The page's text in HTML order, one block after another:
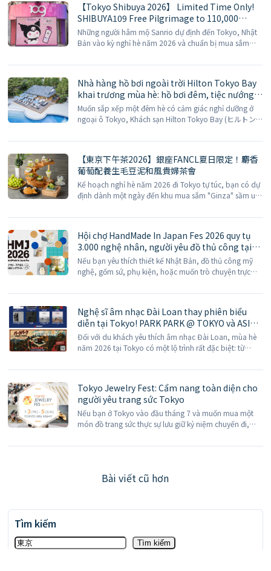
【Tokyo Shibuya 2026】 Limited Time Only!
SHIBUYA109 Free Pilgrimage to 110,000
Handmade Rhinestone Giant Kuromi Photo
Wall
Những người hâm mộ Sanrio dự định đến Tokyo, Nhật
Bản vào kỳ nghỉ hè năm 2026 và chuẩn bị mua sắm
của bạn ngay khi thức dậy hôm nay! Shibuya, Nhật Bản
Nhà hàng hồ bơi ngoài trời Hilton Tokyo Bay
khai trương mùa hè: hồ bơi đêm, tiệc nướng
bên hồ bơi và vườn bia mở cửa từ ngày 27
tháng 6
Muốn sắp xếp một đêm hè có cảm giác nghỉ dưỡng ở
ngoại ô Tokyo, Khách sạn Hilton Tokyo Bay (ヒルトン
hồ bơi vườn được tân trang mới hoàn toàn […]
【東京下午茶2026】銀座FANCL夏日限定！麝香
葡萄配養生毛豆泥和風貴婦茶會
Kế hoạch nghỉ hè năm 2026 đi Tokyo tự túc, bạn có dự
định dành một ngày đến khu mua sắm "Ginza" sầm uất
mua sắm sang trọng không? Buổi chiều hè oi ả, điều
Hội chợ HandMade In Japan Fes 2026 quy tụ
3.000 nghệ nhân, người yêu đồ thủ công tại
Tokyo không thể bỏ lỡ!
Nếu bạn yêu thích thiết kế Nhật Bản, đồ thủ công mỹ
nghệ, gốm sứ, phụ kiện, hoặc muốn trò chuyện trực
vào mùa hè năm 2026 tại Trung tâm Triển lãm Quốc tế
Nghệ sĩ âm nhạc Đài Loan thay phiên biểu
diễn tại Tokyo! PARK PARK @ TOKYO và ASIA
Now! mang âm nhạc Hoa ngữ đến mùa hè
Nhật Bản
Đối với du khách yêu thích âm nhạc Đài Loan, mùa hè
năm 2026 tại Tokyo có một lộ trình rất đặc biệt: từ
năm ban nhạc Đài Loan và Hoa [...]
Tokyo Jewelry Fest: Cẩm nang toàn diện cho
người yêu trang sức Tokyo
Nếu bạn ở Tokyo vào đầu tháng 7 và muốn mua một
món đồ trang sức thực sự lưu giữ kỷ niệm chuyến đi,
JEWELRY FES […]
i
ề
u
Bài viết cũ hơn
Tìm kiếm
Tìm kiếm